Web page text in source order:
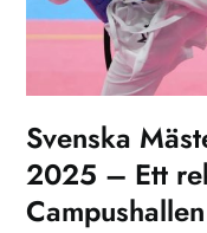
Svenska
2025 – Ett
Campushallen